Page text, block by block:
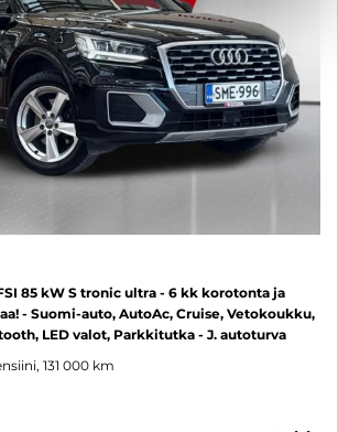
85 kW S tronic ultra - 6 kk korotonta ja
- Suomi-auto, AutoAc, Cruise, Vetokoukku,
LED valot, Parkkitutka - J. autoturva
131 000 km